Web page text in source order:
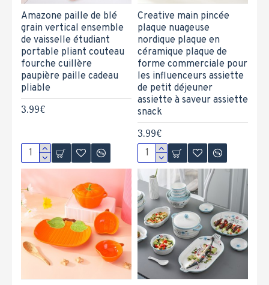
Amazone paille de blé
grain vertical ensemble
de vaisselle étudiant
portable pliant couteau
fourche cuillère
paupière paille cadeau
pliable
3.99€
Creative main pincée
plaque nuageuse
nordique plaque en
céramique plaque de
forme commerciale pour
les influenceurs assiette
de petit déjeuner
assiette à saveur assiette
snack
3.99€